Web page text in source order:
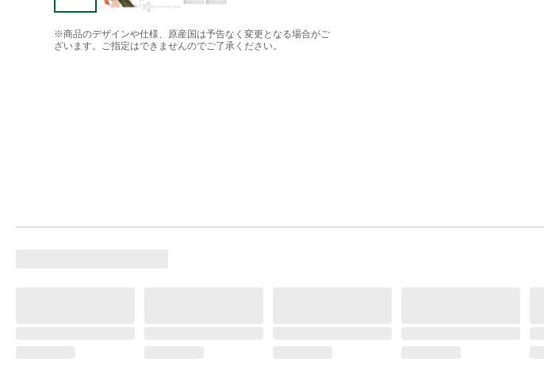
※商品のデザインや仕様、原産国は予告なく変更となる場合がご
ざいます。ご指定はできませんのでご了承ください。